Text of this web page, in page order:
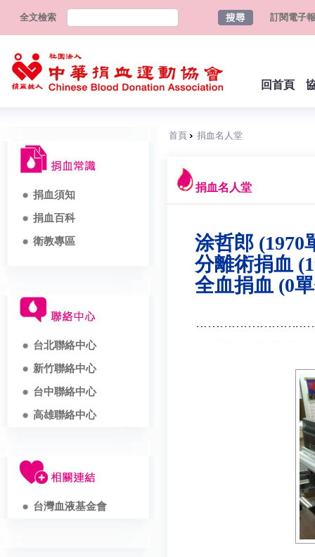
全文檢索 訂閱電子報
回首頁
捐血須知
捐血百科
衛教專區
台北聯絡中心
新竹聯絡中心
台中聯絡中心
高雄聯絡中心
台灣血液基金會
首頁 捐血名人堂
捐血名人堂
涂哲郎 (1970
分離術捐血
全血捐血 (0